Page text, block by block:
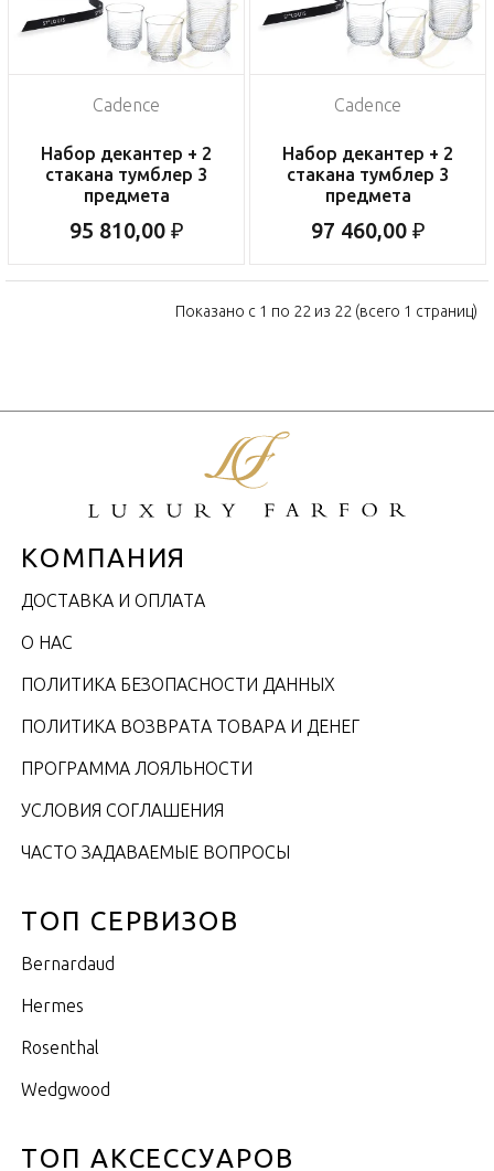
Cadence
Набор декантер + 2
стакана тумблер 3
предмета
95 810,00 ₽
Cadence
Набор декантер + 2
стакана тумблер 3
предмета
97 460,00 ₽
Показано с 1 по 22 из 22 (всего 1 страниц)
КОМПАНИЯ
ДОСТАВКА И ОПЛАТА
О НАС
ПОЛИТИКА БЕЗОПАСНОСТИ ДАННЫХ
ПОЛИТИКА ВОЗВРАТА ТОВАРА И ДЕНЕГ
ПРОГРАММА ЛОЯЛЬНОСТИ
УСЛОВИЯ СОГЛАШЕНИЯ
ЧАСТО ЗАДАВАЕМЫЕ ВОПРОСЫ
ТОП СЕРВИЗОВ
Bernardaud
Hermes
Rosenthal
Wedgwood
ТОП АКСЕССУАРОВ